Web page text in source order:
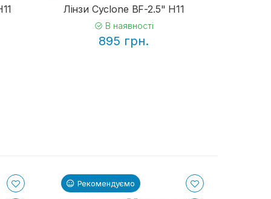
Лінзи Cyclone BF-2.5" H11
В наявності
895 грн.
Рекомендуємо